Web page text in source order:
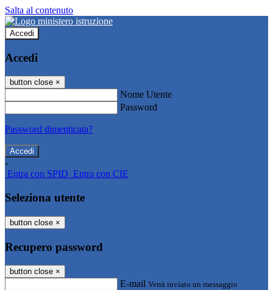
Salta al contenuto
Accedi
Accedi
button close ×
Nome Utente
Password
Password dimenticata?
-
Entra con SPID Entra con CIE
Seleziona utente
button close ×
Recupero password
button close ×
E-mail Verrà inviato un messaggio